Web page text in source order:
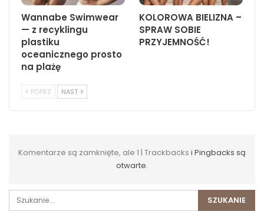
Wannabe Swimwear
— z recyklingu
plastiku
oceanicznego prosto
na plażę
KOLOROWA BIELIZNA –
SPRAW SOBIE
PRZYJEMNOŚĆ!
POPRZ NAST
Komentarze są zamknięte, ale 1 | Trackbacks i Pingbacks są
otwarte.